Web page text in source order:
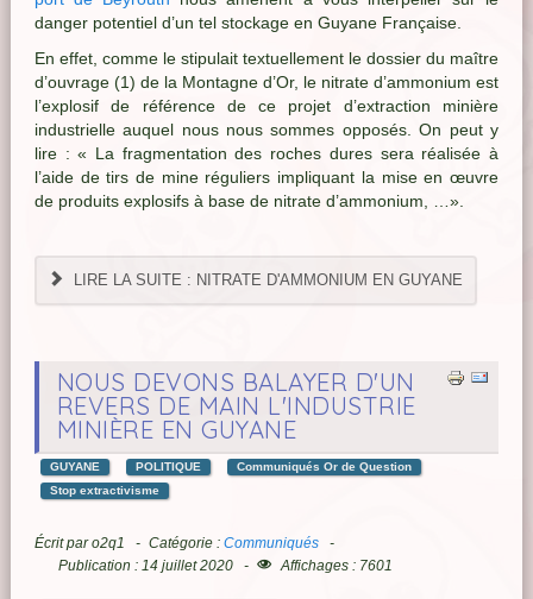
danger potentiel d’un tel stockage en Guyane Française.
En effet, comme le stipulait textuellement le dossier du maître
d’ouvrage (1) de la Montagne d’Or, le nitrate d’ammonium est
l’explosif de référence de ce projet d’extraction minière
industrielle auquel nous nous sommes opposés. On peut y
lire : « La fragmentation des roches dures sera réalisée à
l’aide de tirs de mine réguliers impliquant la mise en œuvre
de produits explosifs à base de nitrate d’ammonium, …».
LIRE LA SUITE : NITRATE D'AMMONIUM EN GUYANE
NOUS DEVONS BALAYER D'UN
REVERS DE MAIN L'INDUSTRIE
MINIÈRE EN GUYANE
GUYANE POLITIQUE
Communiqués Or de Question
Stop extractivisme
Écrit paro2q1 Catégorie : Communiqués
Publication : 14 juillet 2020
Affichages : 7601